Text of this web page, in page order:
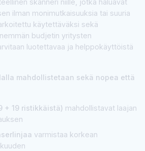
skanneri niille, jotka haluavat
ilman monimutkaisuuksia tai suuria
käytettäväksi sekä
budjetin yritysten
luotettavaa ja helppokäyttöistä
mahdollistetaan sekä nopea että
+ 19 ristikkäistä) mahdollistavat laajan
varmistaa korkean